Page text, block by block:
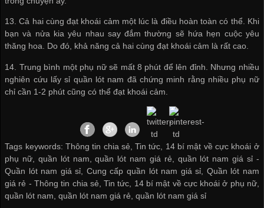
13. Cả hai cùng đạt khoái cảm một lúc là điều hoàn toàn có thể. Khi
bạn và nửa kia yêu nhau say đắm thường sẽ hứa hẹn cuộc yêu
thăng hoa. Do đó, khả năng cả hai cùng đạt khoái cảm là rất cao.
14. Trung bình một phụ nữ sẽ mất 8 phút để lên đỉnh. Nhưng nhiều
nghiên cứu lấy sỉ quần lót nam đã chứng minh rằng nhiều phụ nữ
chỉ cần 1-2 phút cũng có thể đạt khoái cảm.
Tags keywords: Thông tin chia sẻ, Tin tức, 14 bí mật về cực khoái ở
phụ nữ, quần lót nam, quần lót nam giá rẻ, quần lót nam giá sỉ -
Quần lót nam giá sỉ
Cung cấp quần lót nam giá sỉ
Quần lót nam
giá rẻ -Thông tin chia sẻ ,Tin tức 14 bí mật về cực khoái ở phụ nữ,
quần lót nam ,quần lót nam giá rẻ ,quần lót nam giá sỉ